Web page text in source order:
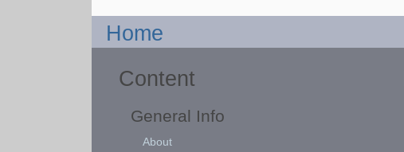
Home
Content
General Info
About